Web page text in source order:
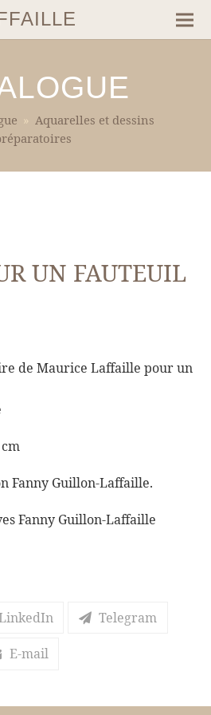
» Aquarelles et dessins
UN FAUTEUIL
de Maurice Laffaille pour un
Fanny Guillon-Laffaille.
Fanny Guillon-Laffaille
Telegram
E-mail